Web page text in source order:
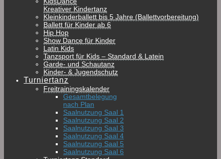
Kreativer Kindertanz
Kleinkinderballett bis 5 Jahre (Ballettvorbereitung)
Ballett für Kinder ab 6
Hip Hop
Show Dance für Kinder
Latin Kids
Tanzsport für Kids – Standard & Latein
Garde- und Schautanz
Kinder- & Jugendschutz
Turniertanz
Freitrainingskalender
Gesamtbelegung
nach Plan
Saalnutzung Saal 1
Saalnutzung Saal 2
Saalnutzung Saal 3
Saalnutzung Saal 4
Saalnutzung Saal 5
Saalnutzung Saal 6